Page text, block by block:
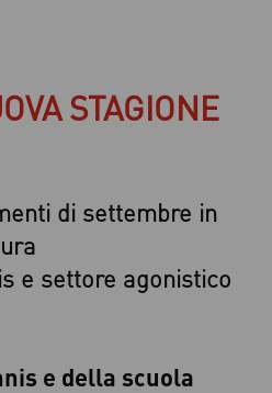
STAGIONE
di settembre in
e settore agonistico
e della scuola